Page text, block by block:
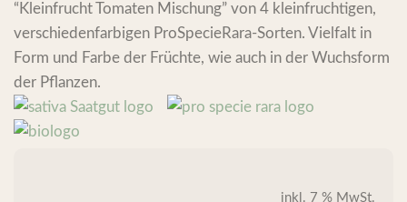
“Kleinfrucht Tomaten Mischung” von 4 kleinfruchtigen,
verschiedenfarbigen ProSpecieRara-Sorten. Vielfalt in
Form und Farbe der Früchte, wie auch in der Wuchsform
der Pflanzen.
inkl. 7 % MwSt.